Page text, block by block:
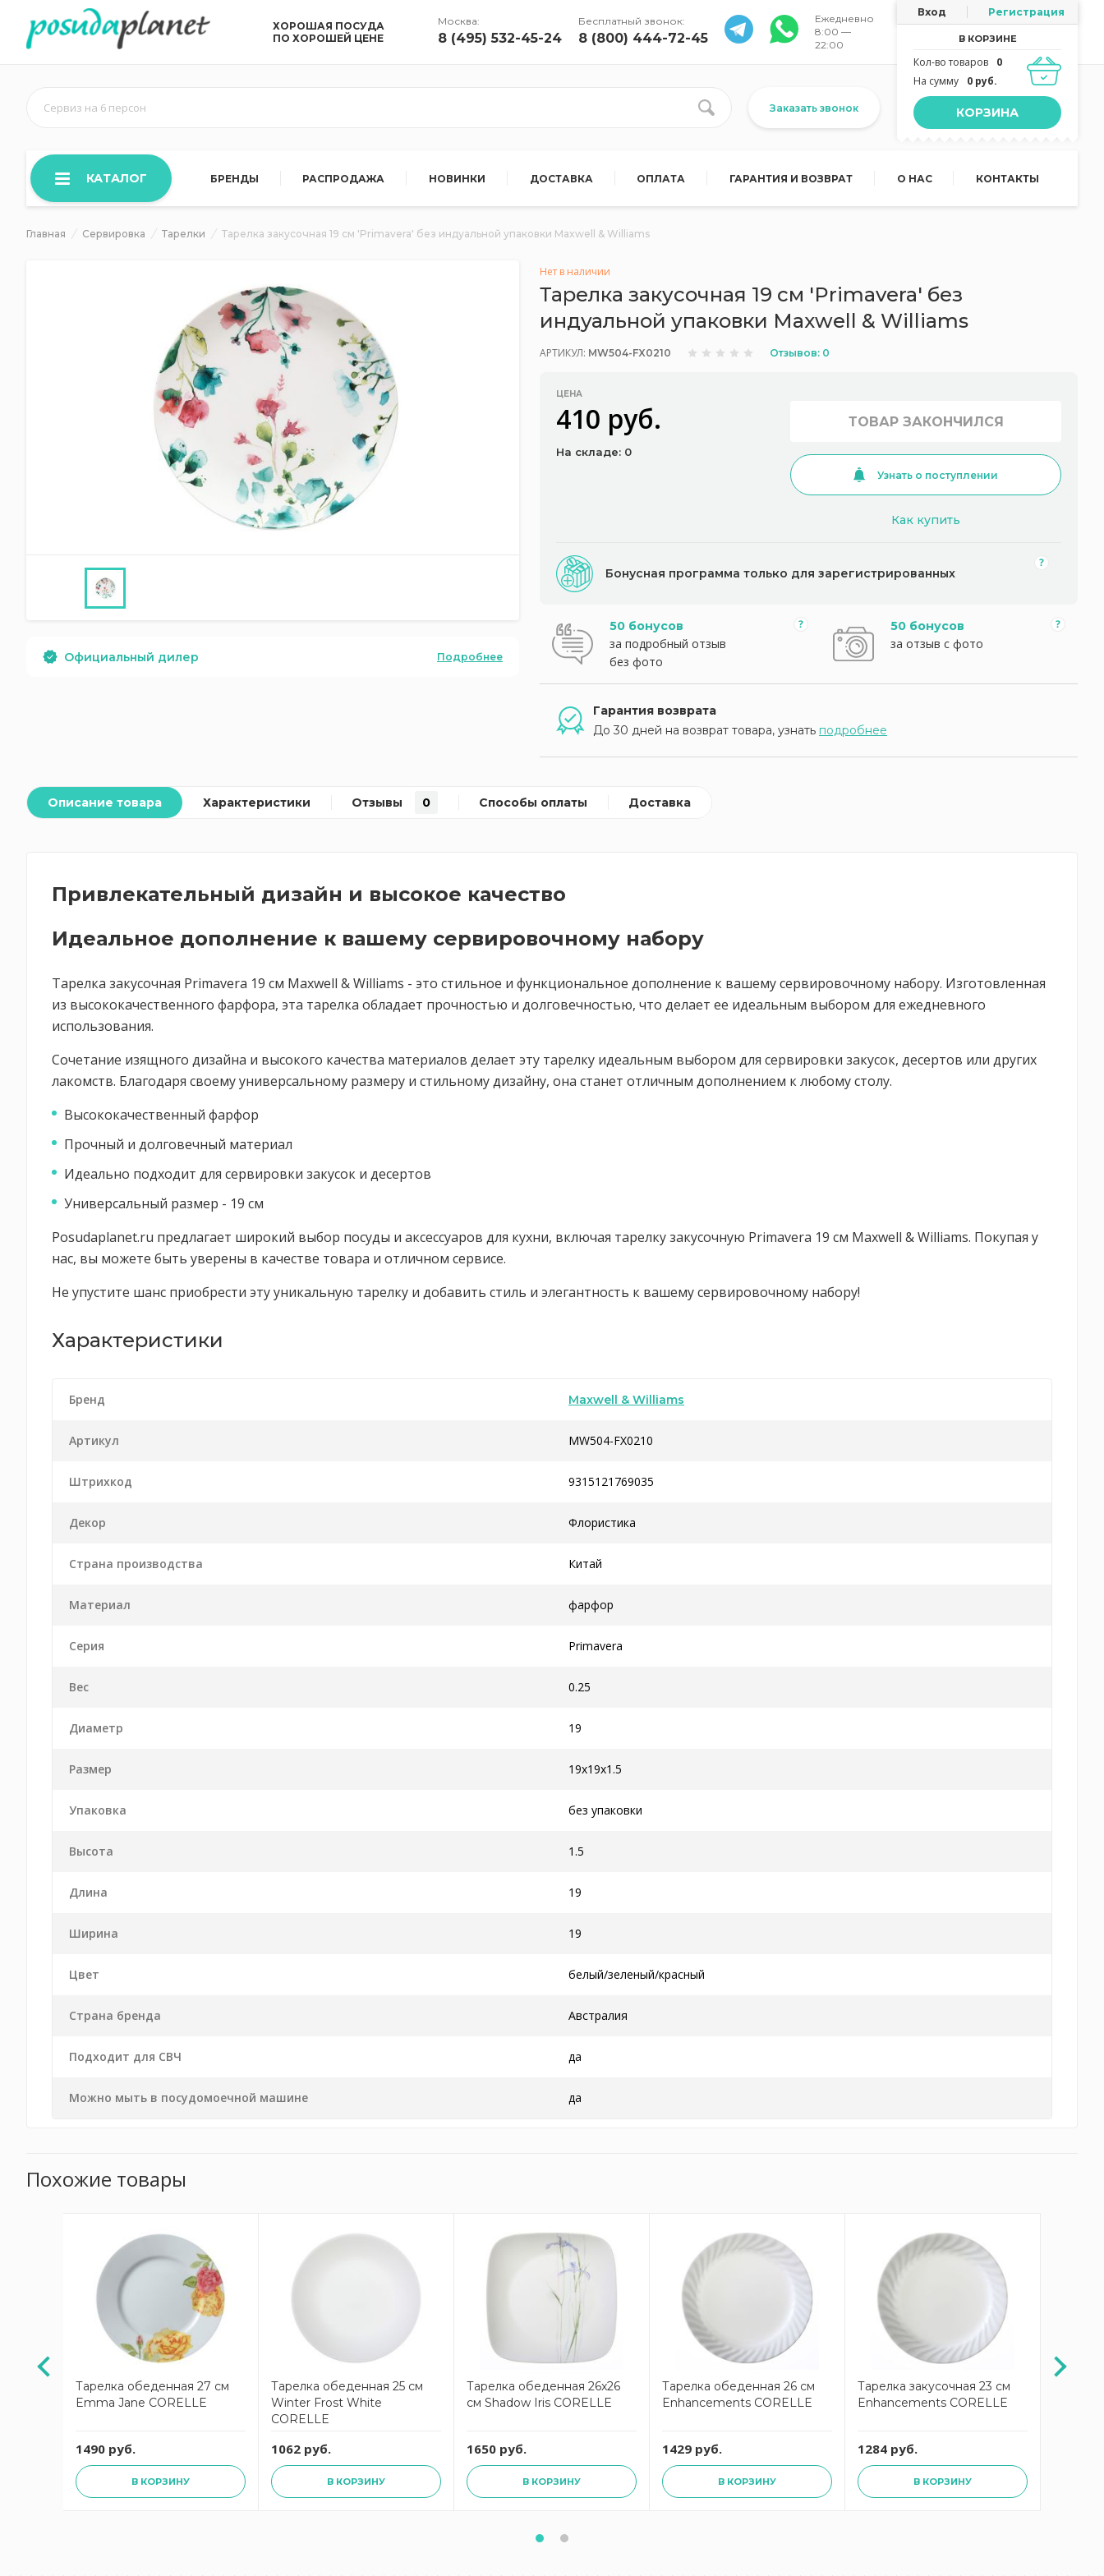
ХОРОШАЯ ПОСУДА
ПО ХОРОШЕЙ ЦЕНЕ
Москва:
8 (495) 532-45-24
Бесплатный звонок:
8 (800) 444-72-45
Ежедневно
8:00 —
22:00
Вход Регистрация
В КОРЗИНЕ
Кол-во товаров
0
На сумму
0 руб.
КОРЗИНА
Сервиз на 6 персон Заказать звонок
КАТАЛОГ БРЕНДЫ РАСПРОДАЖА НОВИНКИ ДОСТАВКА ОПЛАТА ГАРАНТИЯ И ВОЗВРАТ О НАС КОНТАКТЫ
Главная Сервировка Тарелки Тарелка закусочная 19 см 'Primavera' без индуальной упаковки Maxwell & Williams
Официальный дилер Подробнее
Нет в наличии
Тарелка закусочная 19 см 'Primavera' без
индуальной упаковки Maxwell & Williams
АРТИКУЛ: MW504-FX0210 Отзывов: 0
ЦЕНА
410 руб.
На складе: 0
ТОВАР ЗАКОНЧИЛСЯ
Узнать о поступлении
Как купить
Бонусная программа только для зарегистрированных
50 бонусов
за подробный отзыв
без фото
50 бонусов
за отзыв с фото
Гарантия возврата
До 30 дней на возврат товара, узнать подробнее
Описание товара Характеристики Отзывы 0 Способы оплаты Доставка
Привлекательный дизайн и высокое качество
Идеальное дополнение к вашему сервировочному набору
Тарелка закусочная Primavera 19 см Maxwell & Williams - это стильное и функциональное дополнение к вашему сервировочному набору. Изготовленная
из высококачественного фарфора, эта тарелка обладает прочностью и долговечностью, что делает ее идеальным выбором для ежедневного
использования.
Сочетание изящного дизайна и высокого качества материалов делает эту тарелку идеальным выбором для сервировки закусок, десертов или других
лакомств. Благодаря своему универсальному размеру и стильному дизайну, она станет отличным дополнением к любому столу.
Высококачественный фарфор
Прочный и долговечный материал
Идеально подходит для сервировки закусок и десертов
Универсальный размер - 19 см
Posudaplanet.ru предлагает широкий выбор посуды и аксессуаров для кухни, включая тарелку закусочную Primavera 19 см Maxwell & Williams. Покупая у
нас, вы можете быть уверены в качестве товара и отличном сервисе.
Не упустите шанс приобрести эту уникальную тарелку и добавить стиль и элегантность к вашему сервировочному набору!
Характеристики
Бренд Maxwell & Williams
Артикул MW504-FX0210
Штрихкод 9315121769035
Декор Флористика
Страна производства Китай
Материал фарфор
Серия Primavera
Вес 0.25
Диаметр 19
Размер 19x19x1.5
Упаковка без упаковки
Высота 1.5
Длина 19
Ширина 19
Цвет белый/зеленый/красный
Страна бренда Австралия
Подходит для СВЧ да
Можно мыть в посудомоечной машине да
Похожие товары
АКЦИЯ
Тарелка обеденная 27 см
Emma Jane CORELLE
1490 руб.
В КОРЗИНУ
Тарелка обеденная 25 см
Winter Frost White
CORELLE
1062 руб.
В КОРЗИНУ
Тарелка обеденная 26x26
см Shadow Iris CORELLE
1650 руб.
В КОРЗИНУ
Тарелка обеденная 26 см
Enhancements CORELLE
1429 руб.
В КОРЗИНУ
Тарелка закусочная 23 см
Enhancements CORELLE
1284 руб.
В КОРЗИНУ